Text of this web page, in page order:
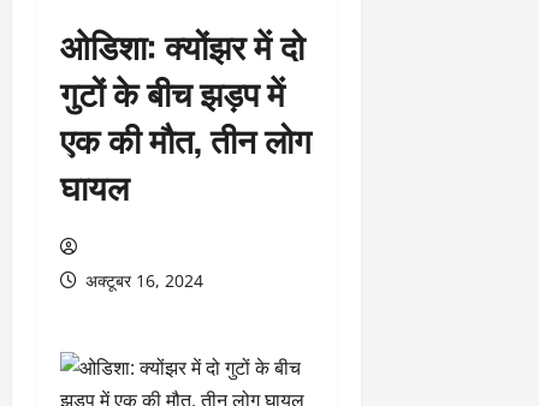
ओडिशा: क्योंझर में दो
गुटों के बीच झड़प में
एक की मौत, तीन लोग
घायल
अक्टूबर 16, 2024